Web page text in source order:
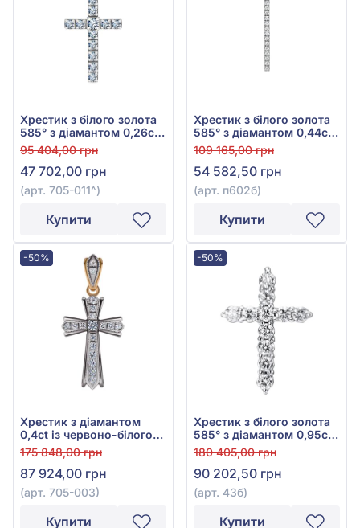
Хрестик з білого золота
585° з діамантом 0,26ct,
арт. 705-011
95 404,00 грн
47 702,00 грн
(арт. 705-011^)
Купити
Хрестик з білого золота
585° з діамантом 0,44ct,
арт. п602б
109 165,00 грн
54 582,50 грн
(арт. п602б)
Купити
-50%
Хрестик з діамантом
0,4ct із червоно-білого
золота 585°, арт. 705-003
175 848,00 грн
87 924,00 грн
(арт. 705-003)
Купити
-50%
Хрестик з білого золота
585° з діамантом 0,95ct,
арт. 43б
180 405,00 грн
90 202,50 грн
(арт. 43б)
Купити